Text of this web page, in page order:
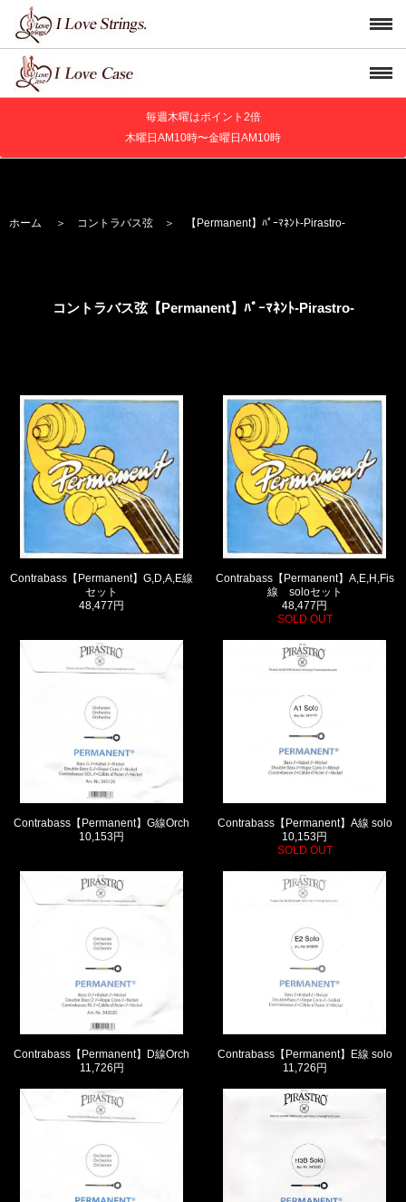
毎週木曜はポイント2倍
木曜日AM10時〜金曜日AM10時
ホーム ＞ コントラバス弦 ＞ 【Permanent】 ﾊﾟｰﾏﾈﾝﾄ-Pirastro-
コントラバス弦【Permanent】 ﾊﾟｰﾏﾈﾝﾄ-Pirastro-
Contrabass【Permanent】G,D,A,E線
セット
48,477円
Contrabass【Permanent】A,E,H,Fis
線 soloセット
48,477円
SOLD OUT
Contrabass【Permanent】G線Orch
10,153円
Contrabass【Permanent】A線 solo
10,153円
SOLD OUT
Contrabass【Permanent】D線Orch
11,726円
Contrabass【Permanent】E線 solo
11,726円